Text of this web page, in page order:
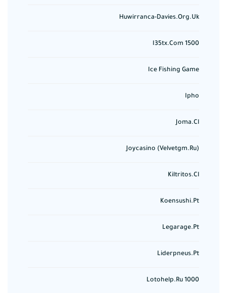
Huwirranca-Davies.org.uk
I35tx.com 1500
Ice Fishing Game
Ipho
Joma.cl
Joycasino (velvetgm.ru)
Kiltritos.cl
Koensushi.pt
Legarage.pt
Liderpneus.pt
Lotohelp.ru 1000